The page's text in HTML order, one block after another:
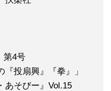
第4号
『投扇興』『拳』」
あそびー』Vol.15